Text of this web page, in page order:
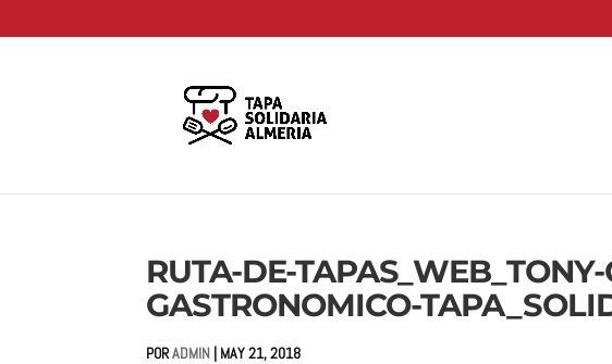
RUTA-DE-
GASTRONOMICO-
PORADMIN | MAY 21, 2018